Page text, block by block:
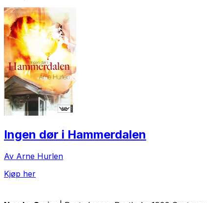
Ingen dør i Hammerdalen
Av Arne Hurlen
Kjøp her